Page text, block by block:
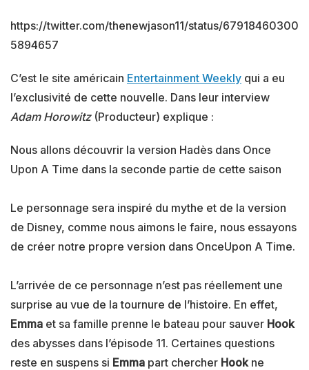
https://twitter.com/thenewjason11/status/67918460300
5894657
C’est le site américain Entertainment Weekly qui a eu
l’exclusivité de cette nouvelle. Dans leur interview
Adam Horowitz(Producteur) explique :
Nous allons découvrir la version Hadès dans Once
Upon A Time dans la seconde partie de cette saison
Le personnage sera inspiré du mythe et de la version
de Disney, comme nous aimons le faire, nous essayons
de créer notre propre version dans OnceUpon A Time.
L’arrivée de ce personnage n’est pas réellement une
surprise au vue de la tournure de l’histoire. En effet,
Emma et sa famille prenne le bateau pour sauver Hook
des abysses dans l’épisode 11. Certaines questions
reste en suspens si Emma part chercher Hookne